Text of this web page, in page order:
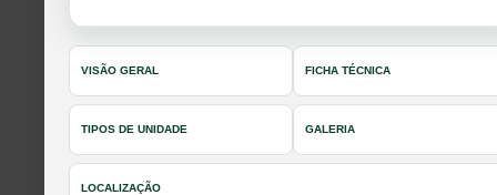
VISÃO GERAL FICHA TÉCNICA
TIPOS DE UNIDADE GALERIA
LOCALIZAÇÃO